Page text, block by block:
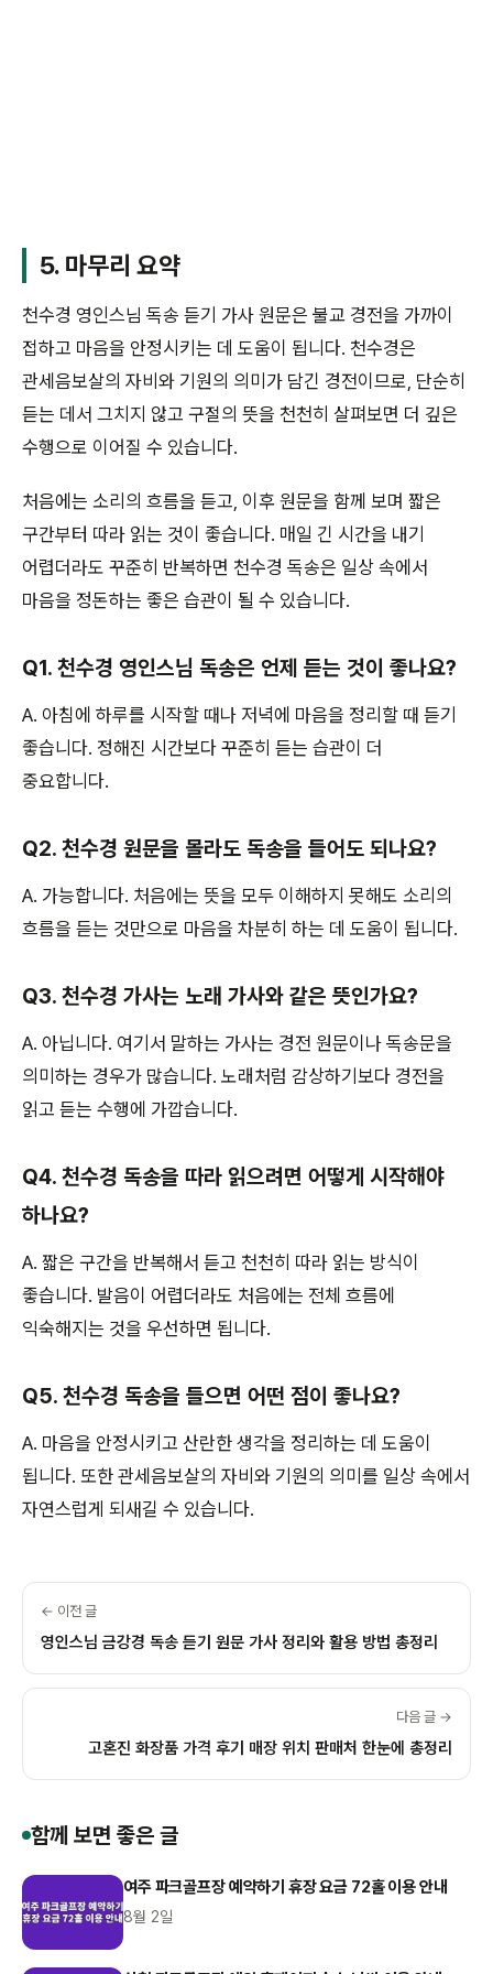
5. 마무리 요약
천수경 영인스님 독송 듣기 가사 원문은 불교 경전을 가까이
접하고 마음을 안정시키는 데 도움이 됩니다. 천수경은
관세음보살의 자비와 기원의 의미가 담긴 경전이므로, 단순히
듣는 데서 그치지 않고 구절의 뜻을 천천히 살펴보면 더 깊은
수행으로 이어질 수 있습니다.
처음에는 소리의 흐름을 듣고, 이후 원문을 함께 보며 짧은
구간부터 따라 읽는 것이 좋습니다. 매일 긴 시간을 내기
어렵더라도 꾸준히 반복하면 천수경 독송은 일상 속에서
마음을 정돈하는 좋은 습관이 될 수 있습니다.
Q1. 천수경 영인스님 독송은 언제 듣는 것이 좋나요?
A. 아침에 하루를 시작할 때나 저녁에 마음을 정리할 때 듣기
좋습니다. 정해진 시간보다 꾸준히 듣는 습관이 더
중요합니다.
Q2. 천수경 원문을 몰라도 독송을 들어도 되나요?
A. 가능합니다. 처음에는 뜻을 모두 이해하지 못해도 소리의
흐름을 듣는 것만으로 마음을 차분히 하는 데 도움이 됩니다.
Q3. 천수경 가사는 노래 가사와 같은 뜻인가요?
A. 아닙니다. 여기서 말하는 가사는 경전 원문이나 독송문을
의미하는 경우가 많습니다. 노래처럼 감상하기보다 경전을
읽고 듣는 수행에 가깝습니다.
Q4. 천수경 독송을 따라 읽으려면 어떻게 시작해야
하나요?
A. 짧은 구간을 반복해서 듣고 천천히 따라 읽는 방식이
좋습니다. 발음이 어렵더라도 처음에는 전체 흐름에
익숙해지는 것을 우선하면 됩니다.
Q5. 천수경 독송을 들으면 어떤 점이 좋나요?
A. 마음을 안정시키고 산란한 생각을 정리하는 데 도움이
됩니다. 또한 관세음보살의 자비와 기원의 의미를 일상 속에서
자연스럽게 되새길 수 있습니다.
← 이전 글
영인스님 금강경 독송 듣기 원문 가사 정리와 활용 방법 총정리
다음 글 →
고혼진 화장품 가격 후기 매장 위치 판매처 한눈에 총정리
함께 보면 좋은 글
여주 파크골프장 예약하기 휴장 요금 72홀 이용 안내
8월 2일